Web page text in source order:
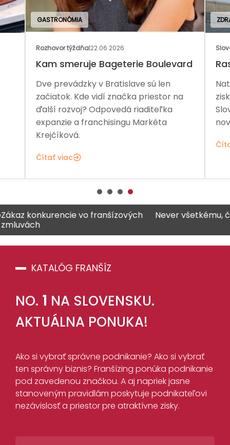
GASTRONÓMIA
Rozhovor týždňa|22.06.2026
Kam smeruje Bageterie Boulevard
Dve prevádzky v Bratislave sú len
začiatok. Kde vidí značka priestor na
ďalší rozvoj? Odpovedá riaditeľka
expanzie a franchisingu Markéta
Krejčíková.
Čítať viac
konkurencie vo franšízových
Never všetkému, čo
KATALÓG FRANŠÍZ
NO. 1 NA SLOVENSKU.
AKTUÁLNA PONUKA!
Ako si vybrať správne podnikanie? Ako si vybrať
ten správny biznis? Franšízing ponúka podnikanie
pod zavedenou značkou. A aj napriek jasne
stanoveným pravidlám poskytuje podnikateľovi
nezávislosť a priestor pre atraktívne zisky.